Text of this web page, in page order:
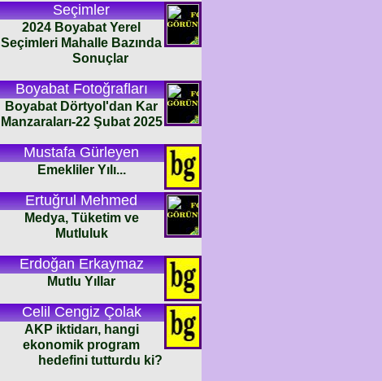
Seçimler
2024 Boyabat Yerel
Seçimleri Mahalle Bazında
Sonuçlar
Boyabat Fotoğrafları
Boyabat Dörtyol'dan Kar
Manzaraları-22 Şubat 2025
Mustafa Gürleyen
Emekliler Yılı...
Ertuğrul Mehmed
Medya, Tüketim ve
Mutluluk
Erdoğan Erkaymaz
Mutlu Yıllar
Celil Cengiz Çolak
AKP iktidarı, hangi
ekonomik program
hedefini tutturdu ki?